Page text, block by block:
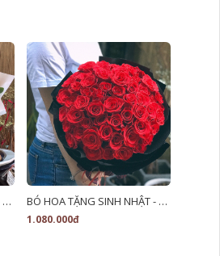
BÓ HOA TẶNG SINH NHẬT - LB00209 BÓ HOA TẶNG SINH NHẬT - LB00124
1.080.000đ